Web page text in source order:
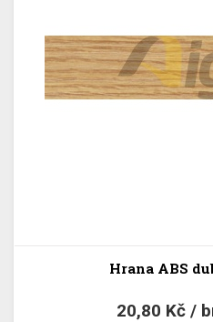
Hrana ABS
20,80 Kč /